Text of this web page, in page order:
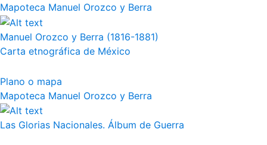
Mapoteca Manuel Orozco y Berra
Manuel Orozco y Berra (1816-1881)
Carta etnográfica de México
Plano o mapa
Mapoteca Manuel Orozco y Berra
Las Glorias Nacionales. Álbum de Guerra